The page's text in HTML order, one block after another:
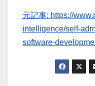
元記事: https://
intelligence/self-
software-